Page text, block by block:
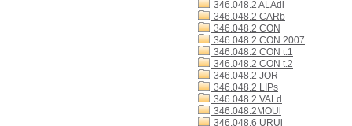
346.048.2 ALAdi
346.048.2 CARb
346.048.2 CON
346.048.2 CON 2007
346.048.2 CON t.1
346.048.2 CON t.2
346.048.2 JOR
346.048.2 LIPs
346.048.2 VALd
346.048.2MOUl
346.048.6 URUi